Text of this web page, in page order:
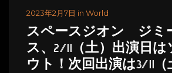
2023年2月7日 in World
スペースジオン ジミ
ス、2/11（土）出演日
ウト！次回出演は3/11（